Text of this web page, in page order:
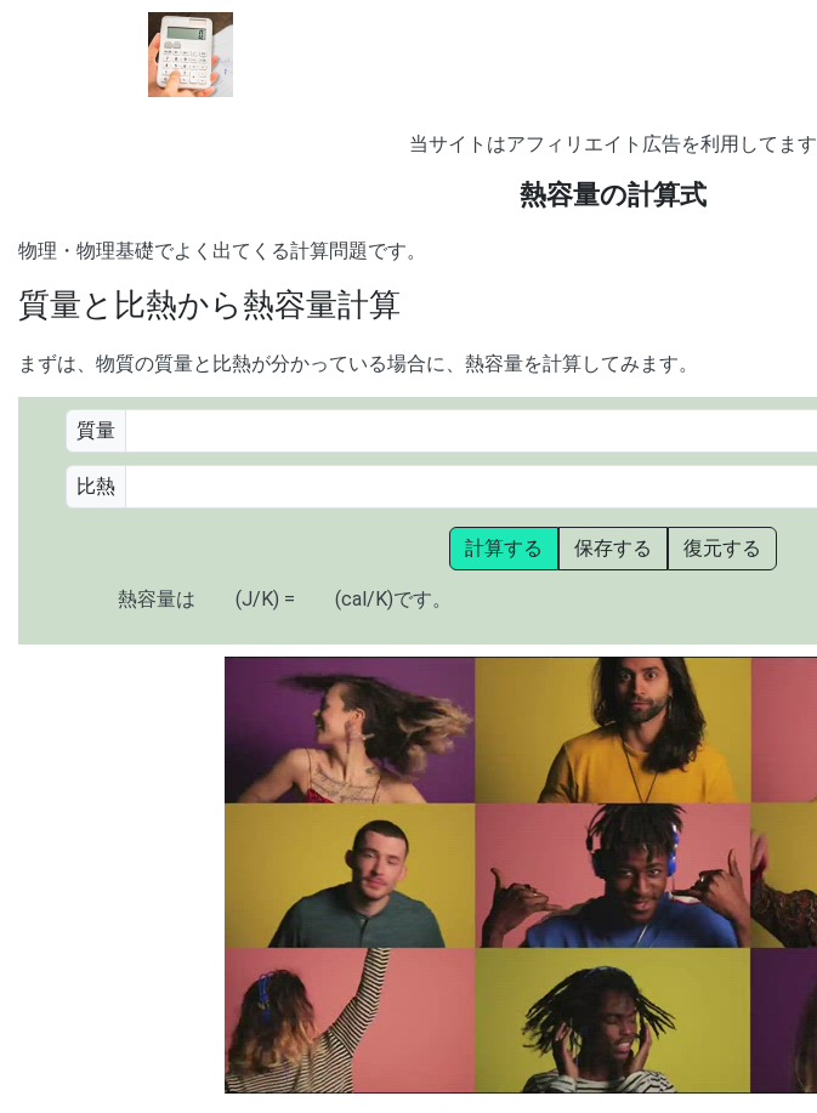
当サイトはアフィリエイト広告を利用してます
熱容量の計算式
物理・物理基礎でよく出てくる計算問題です。
質量と比熱から熱容量計算
まずは、物質の質量と比熱が分かっている場合に、熱容量を計算してみます。
質量
比熱
計算する 保存する 復元する
熱容量は (J/K) = (cal/K)です。
00:00 [ TRUVID ] PEOPLE DANCING